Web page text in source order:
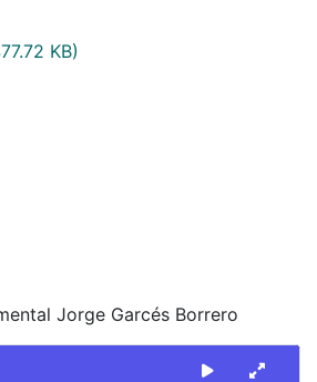
KB)
Jorge Garcés Borrero